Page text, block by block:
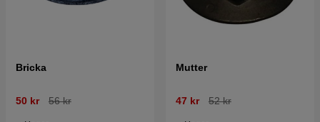
Bricka
50 kr 56 kr
Mutter
47 kr 52 kr